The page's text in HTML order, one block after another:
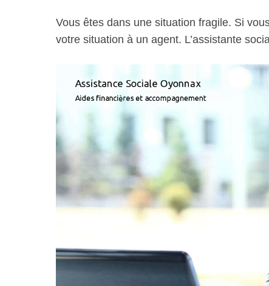
Vous êtes dans une situation fragile. Si
votre situation à un agent. L’assistante